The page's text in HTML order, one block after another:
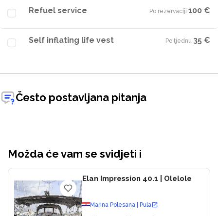
Refuel service Po rezervaciji·100 €
Self inflating life vest Po tjednu·35 €
Često postavljana pitanja
Možda će vam se svidjeti i
Elan Impression 40.1 | Olelole
Marina Polesana | Pula